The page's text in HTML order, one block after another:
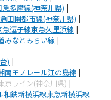
急多摩線(神奈川県)
田園都市線(神奈川県)
急逗子線京急久里浜線
みなとみらい線
)
南モノレール江の島線
京ライン(神奈川県)
相鉄新横浜線東急新横浜線